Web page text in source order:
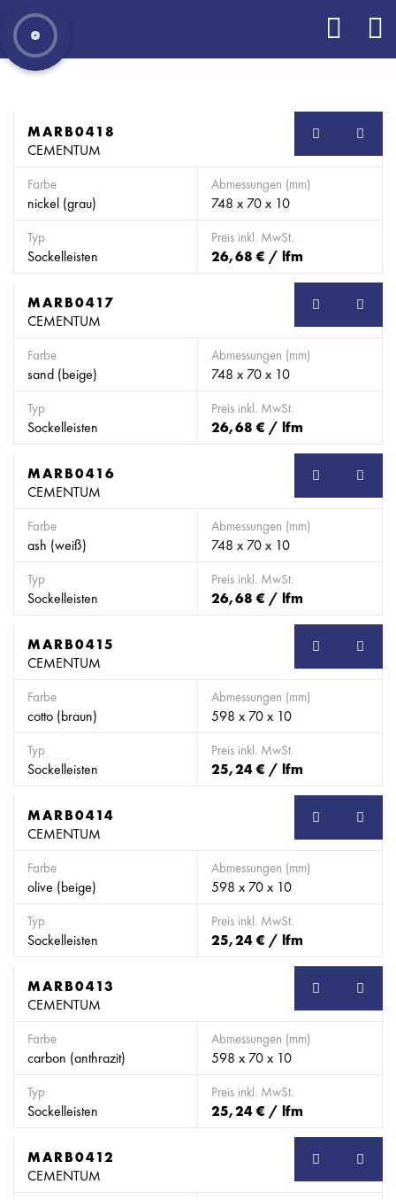
SB
MARB0418
CEMENTUM
Farbe
nickel (grau)
Abmessungen (mm)
748 x 70 x 10
Typ
Sockelleisten
Preis inkl. MwSt.
26,68 € / lfm
SB
MARB0417
CEMENTUM
Farbe
sand (beige)
Abmessungen (mm)
748 x 70 x 10
Typ
Sockelleisten
Preis inkl. MwSt.
26,68 € / lfm
SB
MARB0416
CEMENTUM
Farbe
ash (weiß)
Abmessungen (mm)
748 x 70 x 10
Typ
Sockelleisten
Preis inkl. MwSt.
26,68 € / lfm
SB
MARB0415
CEMENTUM
Farbe
cotto (braun)
Abmessungen (mm)
598 x 70 x 10
Typ
Sockelleisten
Preis inkl. MwSt.
25,24 € / lfm
SB
MARB0414
CEMENTUM
Farbe
olive (beige)
Abmessungen (mm)
598 x 70 x 10
Typ
Sockelleisten
Preis inkl. MwSt.
25,24 € / lfm
SB
MARB0413
CEMENTUM
Farbe
carbon (anthrazit)
Abmessungen (mm)
598 x 70 x 10
Typ
Sockelleisten
Preis inkl. MwSt.
25,24 € / lfm
SB
MARB0412
CEMENTUM